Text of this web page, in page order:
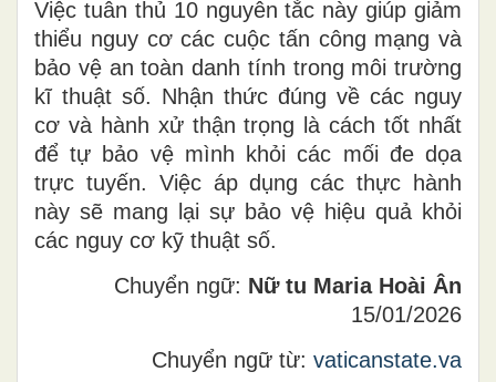
Việc tuân thủ 10 nguyên tắc này giúp giảm
thiểu nguy cơ các cuộc tấn công mạng và
bảo vệ an toàn danh tính trong môi trường
kĩ thuật số. Nhận thức đúng về các nguy
cơ và hành xử thận trọng là cách tốt nhất
để tự bảo vệ mình khỏi các mối đe dọa
trực tuyến. Việc áp dụng các thực hành
này sẽ mang lại sự bảo vệ hiệu quả khỏi
các nguy cơ kỹ thuật số.
Chuyển ngữ: Nữ tu Maria Hoài Ân
15/01/2026
Chuyển ngữ từ: vaticanstate.va